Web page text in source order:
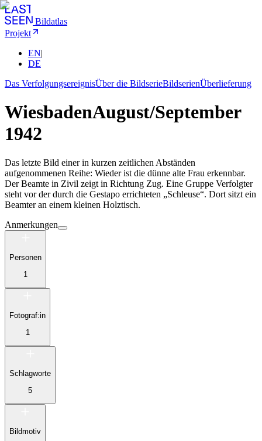
Bildatlas
Projekt
EN|
DE
Das VerfolgungsereignisÜber die BildserieBildserienÜberlieferung
WiesbadenAugust/September
1942
Das letzte Bild einer in kurzen zeitlichen Abständen
aufgenommenen Reihe: Wieder ist die dünne alte Frau erkennbar.
Der Beamte in Zivil zeigt in Richtung Zug. Eine Gruppe Verfolgter
steht vor der durch die Gestapo errichteten „Schleuse“. Dort sitzt ein
Beamter an einem kleinen Holztisch.
Anmerkungen
Personen
1
Fotograf:in
1
Schlagworte
5
Bildmotiv